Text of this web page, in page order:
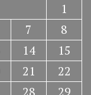
1
7
8
14
15
21
22
28
29